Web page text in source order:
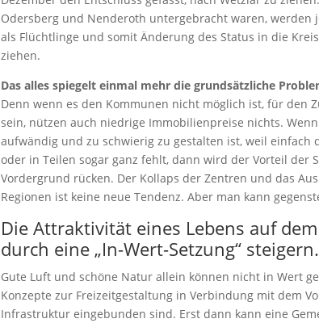
Odersberg und Nenderoth untergebracht waren, werden
als Flüchtlinge und somit Änderung des Status in die
ziehen.
Das alles spiegelt einmal mehr die grundsätzliche
Denn wenn es den Kommunen nicht möglich ist, für den
sein, nützen auch niedrige Immobilienpreise nichts.
aufwändig und zu schwierig zu gestalten ist, weil einfach
oder in Teilen sogar ganz fehlt, dann wird der Vorteil der
Vordergrund rücken. Der Kollaps der Zentren und das
Regionen ist keine neue Tendenz. Aber man kann
Die Attraktivität eines Lebens auf
durch eine „In-Wert-Setzung“ steigern.
Gute Luft und schöne Natur allein können nicht in Wert
Konzepte zur Freizeitgestaltung in Verbindung mit dem
Infrastruktur eingebunden sind. Erst dann kann eine